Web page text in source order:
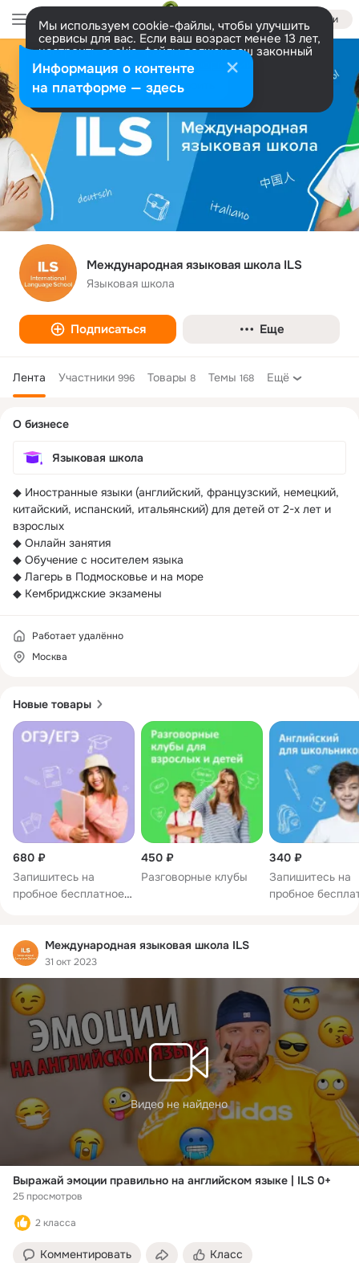
Войти
Мы используем cookie-файлы, чтобы улучшить
сервисы для вас. Если ваш возраст менее 13 лет,
настроить cookie-файлы должен ваш законный
представитель. Больше информации
Разрешить все Настроить
Международная языковая школа ILS
Языковая школа
Подписаться Еще
Лента Участники 996 Товары 8 Темы 168 Ещё
Новые товары
680 ₽
Запишитесь на
пробное бесплатное
450 ₽
Разговорные клубы
340 ₽
Запишитесь на
пробное
Международная языковая школа ILS
31 окт 2023
Видео не найдено
Выражай эмоции правильно на английском языке | ILS 0+
25 просмотров
2 класса
Комментировать Класс
колонка
О бизнесе
Языковая школа
◆ Иностранные языки (английский, французский, немецкий,
китайский, испанский, итальянский) для детей от 2-х лет и
взрослых
◆ Онлайн занятия
◆ Обучение с носителем языка
◆ Лагерь в Подмосковье и на море
Работает удалённо
Москва
Информация о контенте
на платформе — здесь